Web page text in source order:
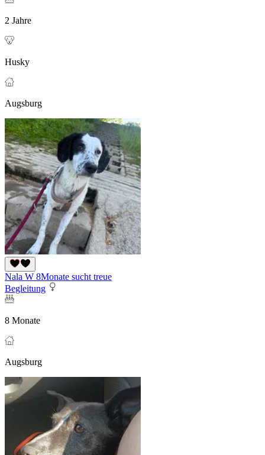
2 Jahre
Husky
Augsburg
Nala W 8Monate sucht treue
Begleitung
8 Monate
Augsburg